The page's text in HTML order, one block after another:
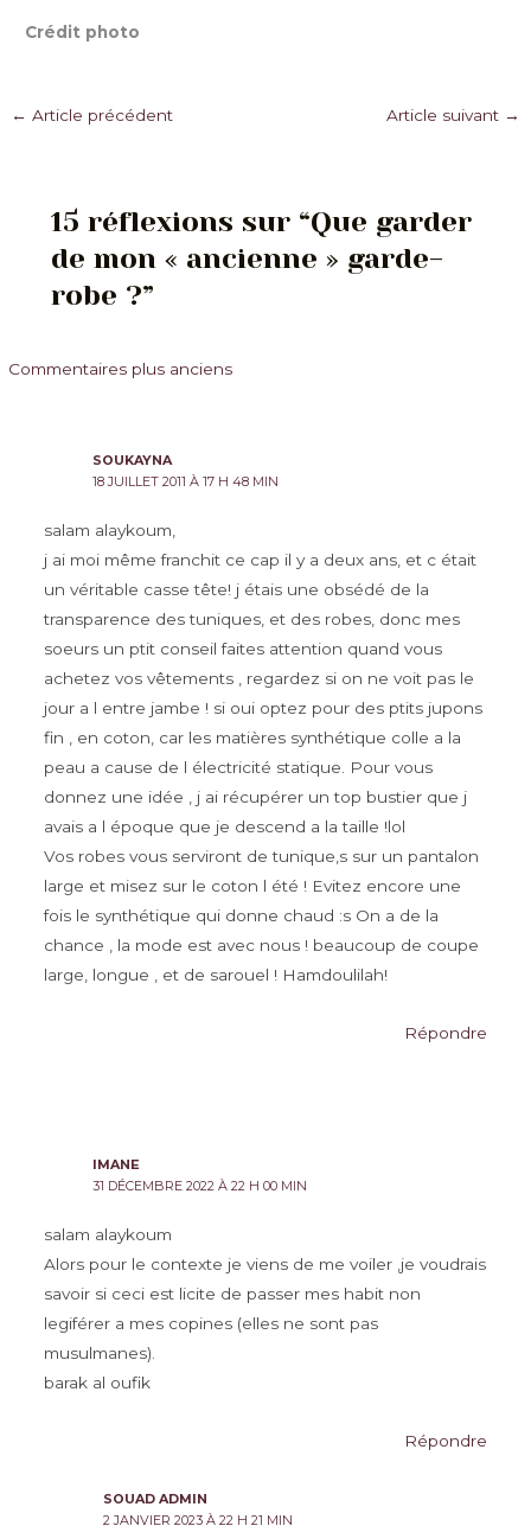
Crédit photo
Navigation
← Article précédent Article suivant →
15 réflexions sur “Que garder
de mon « ancienne » garde-
robe ?”
Commentaires
Commentaires plus anciens
SOUKAYNA
18 JUILLET 2011 À 17 H 48 MIN
salam alaykoum,
j ai moi même franchit ce cap il y a deux ans, et c était
un véritable casse tête! j étais une obsédé de la
transparence des tuniques, et des robes, donc mes
soeurs un ptit conseil faites attention quand vous
achetez vos vêtements , regardez si on ne voit pas le
jour a l entre jambe ! si oui optez pour des ptits jupons
fin , en coton, car les matières synthétique colle a la
peau a cause de l électricité statique. Pour vous
donnez une idée , j ai récupérer un top bustier que j
avais a l époque que je descend a la taille !lol
Vos robes vous serviront de tunique,s sur un pantalon
large et misez sur le coton l été ! Evitez encore une
fois le synthétique qui donne chaud :s On a de la
chance , la mode est avec nous ! beaucoup de coupe
large, longue , et de sarouel ! Hamdoulilah!
Répondre
IMANE
31 DÉCEMBRE 2022 À 22 H 00 MIN
salam alaykoum
Alors pour le contexte je viens de me voiler ,je voudrais
savoir si ceci est licite de passer mes habit non
legiférer a mes copines (elles ne sont pas
musulmanes).
barak al oufik
Répondre
SOUAD ADMIN
2 JANVIER 2023 À 22 H 21 MIN